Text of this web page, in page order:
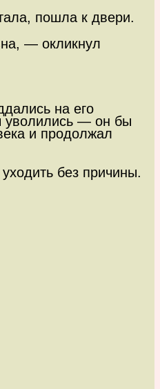
пошла к двери.
— окликнул
на его
уволились — он бы
и продолжал
без причины.